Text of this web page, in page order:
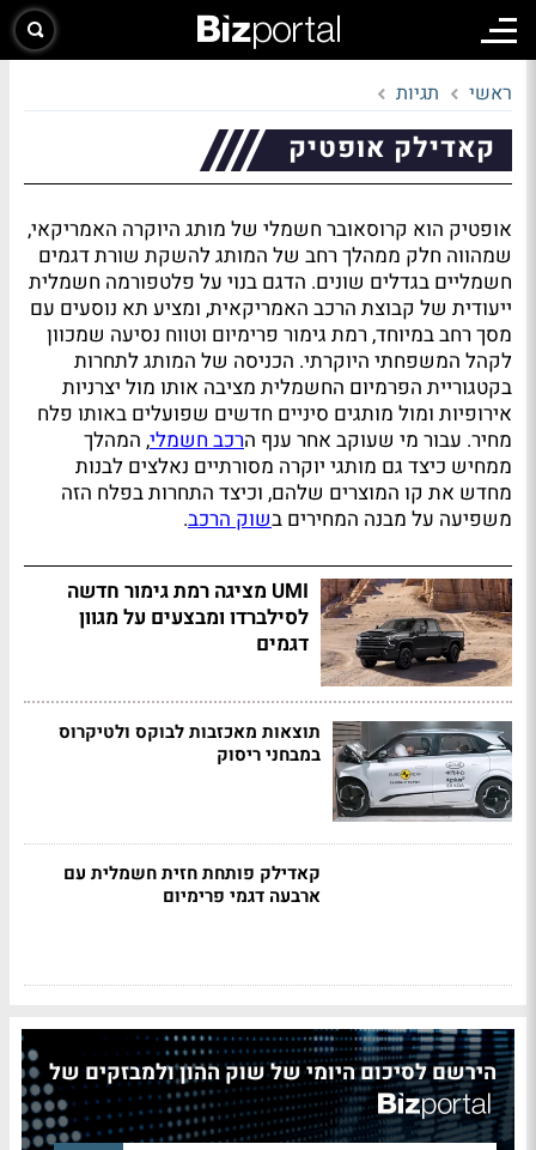
ראשי תגיות
קאדילק אופטיק
אופטיק הוא קרוסאובר חשמלי של מותג היוקרה האמריקאי,
שמהווה חלק ממהלך רחב של המותג להשקת שורת דגמים
חשמליים בגדלים שונים. הדגם בנוי על פלטפורמה חשמלית
ייעודית של קבוצת הרכב האמריקאית, ומציע תא נוסעים עם
מסך רחב במיוחד, רמת גימור פרימיום וטווח נסיעה שמכוון
לקהל המשפחתי היוקרתי. הכניסה של המותג לתחרות
בקטגוריית הפרמיום החשמלית מציבה אותו מול יצרניות
אירופיות ומול מותגים סיניים חדשים שפועלים באותו פלח
מחיר. עבור מי שעוקב אחר ענף הרכב חשמלי, המהלך
ממחיש כיצד גם מותגי יוקרה מסורתיים נאלצים לבנות
מחדש את קו המוצרים שלהם, וכיצד התחרות בפלח הזה
משפיעה על מבנה המחירים בשוק הרכב.
UMI מציגה רמת גימור חדשה
לסילברדו ומבצעים על מגוון
דגמים
תוצאות מאכזבות לבוקס ולטיקרוס
במבחני ריסוק
קאדילק פותחת חזית חשמלית עם
ארבעה דגמי פרימיום
הירשם לסיכום היומי של שוק ההון ולמבזקים של